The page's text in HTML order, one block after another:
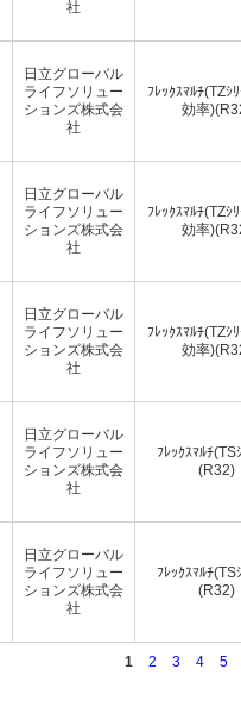
社
日立グローバル
ライフソリュー
ションズ株式会
社
ﾌﾚｯｸｽﾏﾙﾁ(TZｼ
効率
日立グローバル
ライフソリュー
ションズ株式会
社
ﾌﾚｯｸｽﾏﾙﾁ(TZｼ
効率
日立グローバル
ライフソリュー
ションズ株式会
社
ﾌﾚｯｸｽﾏﾙﾁ(TZｼ
効率
日立グローバル
ライフソリュー
ションズ株式会
社
ﾌﾚｯｸｽﾏﾙﾁ(TS
(R32)
日立グローバル
ライフソリュー
ションズ株式会
社
ﾌﾚｯｸｽﾏﾙﾁ(TS
(R32)
1 2 3 4 5